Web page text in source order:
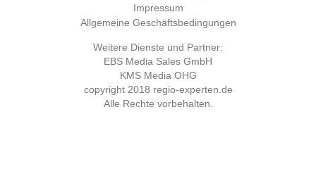
Impressum
Allgemeine Geschäftsbedingungen
Weitere Dienste und Partner:
EBS Media Sales GmbH
KMS Media OHG
copyright 2018 regio-experten.de
Alle Rechte vorbehalten.